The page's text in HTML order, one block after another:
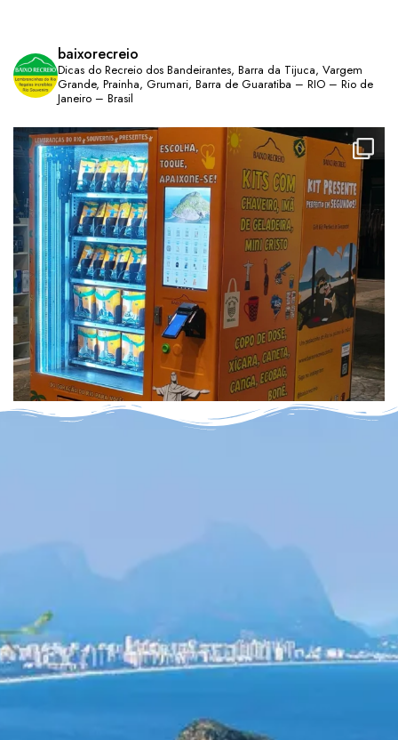
baixorecreio
Dicas do Recreio dos Bandeirantes, Barra da Tijuca, Vargem
Grande, Prainha, Grumari, Barra de Guaratiba – RIO – Rio de
Janeiro – Brasil